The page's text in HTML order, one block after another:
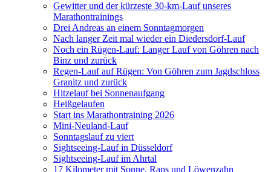
Gewitter und der kürzeste 30-km-Lauf unseres
Marathontrainings
Drei Andreas an einem Sonntagmorgen
Nach langer Zeit mal wieder ein Diedersdorf-Lauf
Noch ein Rügen-Lauf: Langer Lauf von Göhren nach
Binz und zurück
Regen-Lauf auf Rügen: Von Göhren zum Jagdschloss
Granitz und zurück
Hitzelauf bei Sonnenaufgang
Heißgelaufen
Start ins Marathontraining 2026
Mini-Neuland-Lauf
Sonntagslauf zu viert
Sightseeing-Lauf in Düsseldorf
Sightseeing-Lauf im Ahrtal
17 Kilometer mit Sonne, Raps und Löwenzahn